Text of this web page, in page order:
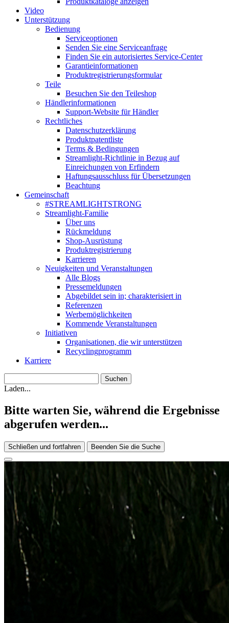
Video
Unterstützung
Bedienung
Serviceoptionen
Senden Sie eine Serviceanfrage
Finden Sie ein autorisiertes Service-Center
Garantieinformationen
Produktregistrierungsformular
Teile
Besuchen Sie den Teileshop
Händlerinformationen
Support-Website für Händler
Rechtliches
Datenschutzerklärung
Produktpatentliste
Terms & Bedingungen
Streamlight-Richtlinie in Bezug auf
Einreichungen von Erfindern
Haftungsausschluss für Übersetzungen
Beachtung
Gemeinschaft
#STREAMLIGHTSTRONG
Streamlight-Familie
Über uns
Rückmeldung
Shop-Ausrüstung
Produktregistrierung
Karrieren
Neuigkeiten und Veranstaltungen
Alle Blogs
Pressemeldungen
Abgebildet sein in; charakterisiert in
Referenzen
Werbemöglichkeiten
Kommende Veranstaltungen
Initiativen
Organisationen, die wir unterstützen
Recyclingprogramm
Karriere
Laden...
Bitte warten Sie, während die Ergebnisse
abgerufen werden...
Schließen und fortfahren Beenden Sie die Suche